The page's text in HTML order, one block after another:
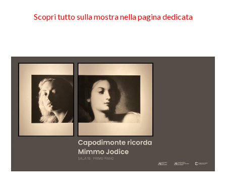
Scopri tutto sulla mostra nella pagina dedicata